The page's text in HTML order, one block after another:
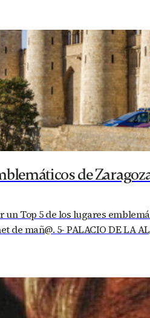
de
Top 5 de los lugares
de mañ@. 5- PALACIO DE LA